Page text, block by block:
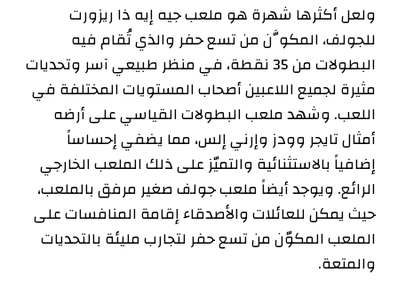
ولعل أكثرها شهرة هو ملعب جيه إيه ذا ريزورت
للجولف، المكوَّن من تسع حفر والذي تُقام فيه
البطولات من 35 نقطة، في منظر طبيعي آسر وتحديات
مثيرة لجميع اللاعبين أصحاب المستويات المختلفة في
اللعب. وشهد ملعب البطولات القياسي على أرضه
أمثال تايجر وودز وإرني إلس، مما يضفي إحساساً
إضافياً بالاستثنائية والتميّز على ذلك الملعب الخارجي
الرائع. ويوجد أيضاً ملعب جولف صغير مرفق بالملعب،
حيث يمكن للعائلات والأصدقاء إقامة المنافسات على
الملعب المكوّن من تسع حفر لتجارب مليئة بالتحديات
والمتعة.